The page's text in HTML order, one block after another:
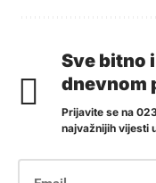
Sve bitno
dnevnom
Prijavite se na
najvažnijih vijesti